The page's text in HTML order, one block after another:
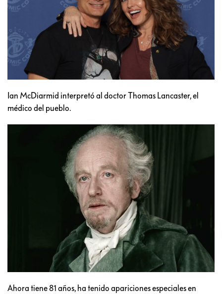
Ian McDiarmid interpretó al doctor Thomas Lancaster, el
médico del pueblo.
Ahora tiene 81 años, ha tenido apariciones especiales en